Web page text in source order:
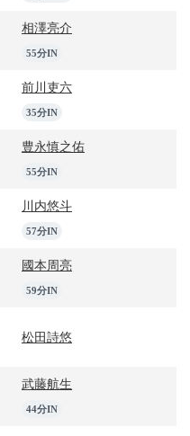
相澤亮介
55分IN
前川吏六
35分IN
豊永慎之佑
55分IN
川内悠斗
57分IN
國本周亮
59分IN
松田詩悠
武藤航生
44分IN